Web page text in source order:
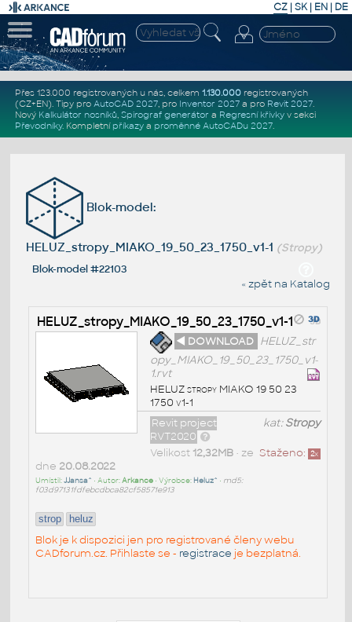
CZ | SK| EN | DE
Přes 123.000 registrovaných u nás, celkem 1.130.000registrovaných
(CZ+EN). Tipy pro AutoCAD 2027, pro Inventor 2027a pro Revit 2027.
Nový Kalkulátor nosníků, Spirograf generátor a Regresní křivkyv sekci
Převodníky. Kompletní příkazya proměnné AutoCADu 2027.
Blok-model:
HELUZ_stropy_MIAKO_19_50_23_1750_v1-1 (Stropy)
Blok-model #22103
« zpět na Katalog
HELUZ_stropy_MIAKO_19_50_23_1750_v1-1
◄ DOWNLOAD HELUZ_str
opy_MIAKO_19_50_23_1750_v1-
1.rvt
HELUZ stropy MIAKO 19 50 23
1750 v1-1
kat:Stropy
Revit project
RVT2020
Staženo: 2x
Velikost 12,32MB• ze
dne 20.08.2022
Umístil:JJansa^ • Autor:Arkance• Výrobce: Heluz^ • md5:
f03d97131fdfebcdbca82cf58571e913
strop heluz
Blok je k dispozici jen pro registrované členy webu
CADforum.cz. Přihlaste se - registrace je bezplatná.